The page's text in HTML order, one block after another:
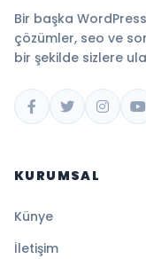
Bir başka
çözümler, seo ve
bir şekilde sizlere
KURUMSAL
Künye
İletişim